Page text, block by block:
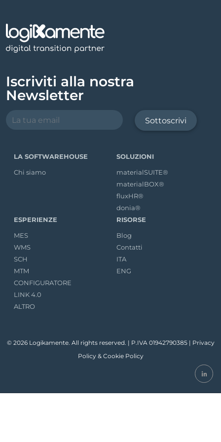
Iscriviti alla nostra
Newsletter
Sottoscrivi
LA SOFTWAREHOUSE
Chi siamo
SOLUZIONI
materialSUITE®
materialBOX®
fluxHR®
donia®
ESPERIENZE
MES
WMS
SCH
MTM
CONFIGURATORE
LINK 4.0
ALTRO
RISORSE
Blog
Contatti
ITA
ENG
© 2026 Logikamente. All rights reserved. | P.IVA 01942790385 | Privacy
Policy& Cookie Policy